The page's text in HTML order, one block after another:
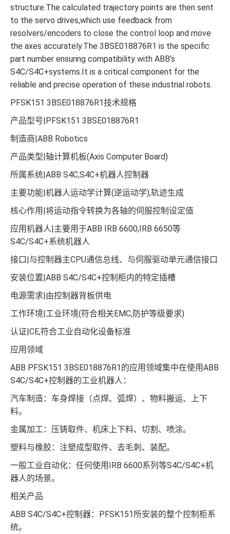
structure.The calculated trajectory points are then sent
to the servo drives,which use feedback from
resolvers/encoders to close the control loop and move
the axes accurately.The 3BSE018876R1 is the specific
part number ensuring compatibility with ABB’s
S4C/S4C+systems.It is a critical component for the
reliable and precise operation of these industrial robots.
PFSK151 3BSE018876R1技术规格
产品型号|PFSK151 3BSE018876R1
制造商|ABB Robotics
产品类型|轴计算机板(Axis Computer Board)
所属系统|ABB S4C,S4C+机器人控制器
主要功能|机器人运动学计算(逆运动学),轨迹生成
核心作用|将运动指令转换为各轴的伺服控制设定值
应用机器人|主要用于ABB IRB 6600,IRB 6650等
S4C/S4C+系统机器人
接口|与控制器主CPU通信总线、与伺服驱动单元通信接口
安装位置|ABB S4C/S4C+控制柜内的特定插槽
电源需求|由控制器背板供电
工作环境|工业环境(符合相关EMC,防护等级要求)
认证|CE,符合工业自动化设备标准
应用领域
ABB PFSK151 3BSE018876R1的应用领域集中在使用ABB
S4C/S4C+控制器的工业机器人：
汽车制造：车身焊接（点焊、弧焊）、物料搬运、上下
料。
金属加工：压铸取件、机床上下料、切割、喷涂。
塑料与橡胶：注塑成型取件、去毛刺、装配。
一般工业自动化：任何使用IRB 6600系列等S4C/S4C+机
器人的场景。
相关产品
ABB S4C/S4C+控制器：PFSK151所安装的整个控制柜系
统。